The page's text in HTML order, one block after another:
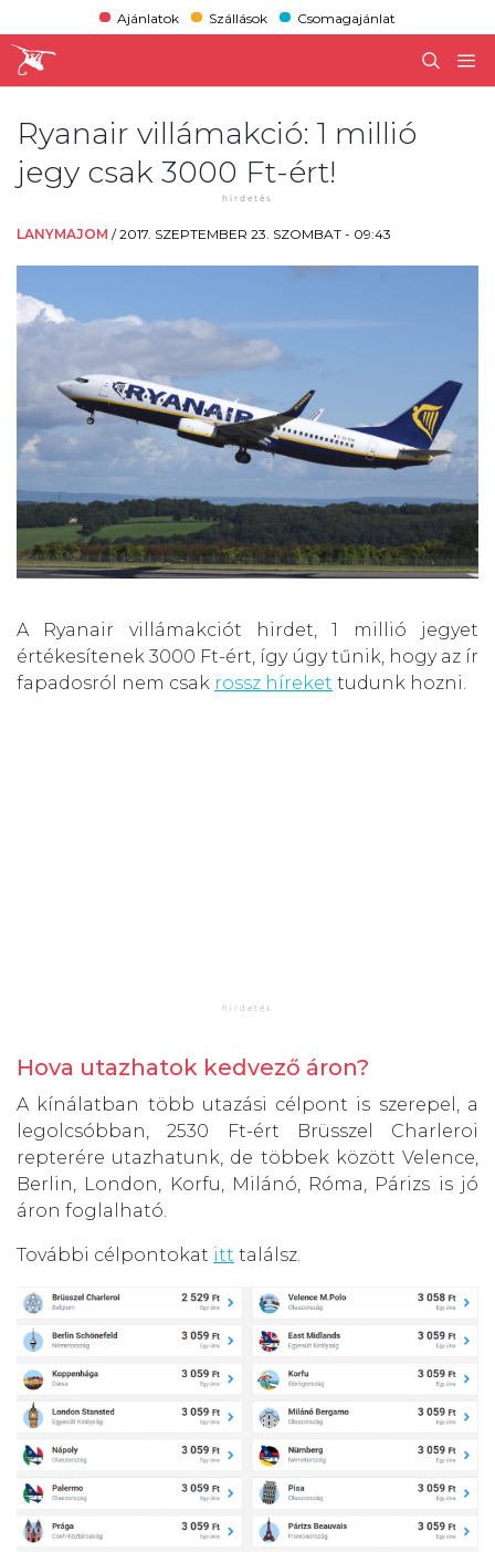
Ajánlatok Szállások Csomagajánlat
Ryanair villámakció: 1 millió
jegy csak 3000 Ft-ért!
LANYMAJOM /2017. SZEPTEMBER 23. SZOMBAT - 09:43
A Ryanair villámakciót hirdet, 1 millió jegyet
értékesítenek 3000 Ft-ért, így úgy tűnik, hogy az ír
fapadosról nem csak rossz híreket tudunk hozni.
Hova utazhatok kedvező áron?
A kínálatban több utazási célpont is szerepel, a
legolcsóbban, 2530 Ft-ért Brüsszel Charleroi
repterére utazhatunk, de többek között Velence,
Berlin, London, Korfu, Milánó, Róma, Párizs is jó
áron foglalható.
További célpontokat itt találsz.